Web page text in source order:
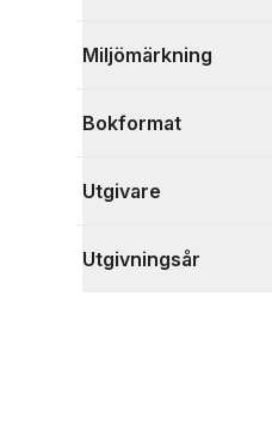
Miljömärkning
Bokformat
Utgivare
Utgivningsår